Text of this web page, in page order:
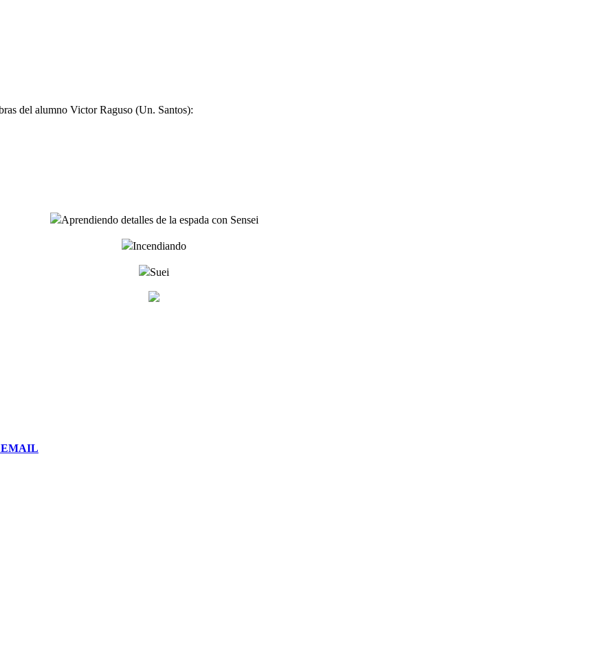
del alumno Victor Raguso (Un. Santos):
Aprendiendo detalles de la espada con Sensei
Incendiando
Suei
EMAIL